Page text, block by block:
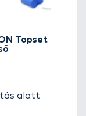
Topset
alatt